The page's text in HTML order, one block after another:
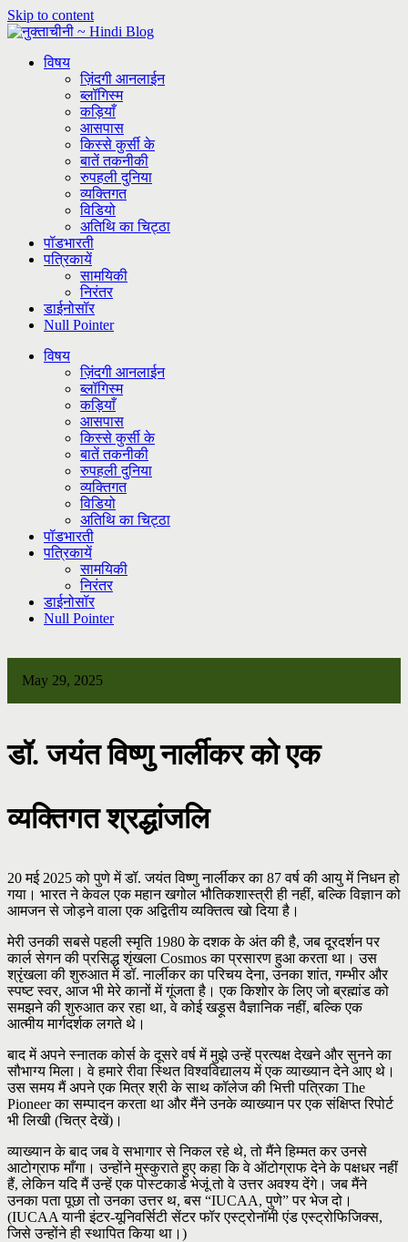
Skip to content
विषय
ज़िंदगी आनलाईन
ब्लॉगिस्म
कड़ियाँ
आसपास
किस्से कुर्सी के
बातें तकनीकी
रुपहली दुनिया
व्यक्तिगत
विडियो
अतिथि का चिट्ठा
पॉडभारती
पत्रिकायें
सामयिकी
निरंतर
डाईनोसॉर
Null Pointer
विषय
ज़िंदगी आनलाईन
ब्लॉगिस्म
कड़ियाँ
आसपास
किस्से कुर्सी के
बातें तकनीकी
रुपहली दुनिया
व्यक्तिगत
विडियो
अतिथि का चिट्ठा
पॉडभारती
पत्रिकायें
सामयिकी
निरंतर
डाईनोसॉर
Null Pointer
May 29, 2025
डॉ. जयंत विष्णु नार्लीकर को एक
व्यक्तिगत श्रद्धांजलि
20 मई 2025 को पुणे में डॉ. जयंत विष्णु नार्लीकर का 87 वर्ष की आयु में निधन हो
गया। भारत ने केवल एक महान खगोल भौतिकशास्त्री ही नहीं, बल्कि विज्ञान को
आमजन से जोड़ने वाला एक अद्वितीय व्यक्तित्व खो दिया है।
मेरी उनकी सबसे पहली स्मृति 1980 के दशक के अंत की है, जब दूरदर्शन पर
कार्ल सेगन की प्रसिद्ध शृंखला Cosmos का प्रसारण हुआ करता था। उस
श्रृंखला की शुरुआत में डॉ. नार्लीकर का परिचय देना, उनका शांत, गम्भीर और
स्पष्ट स्वर, आज भी मेरे कानों में गूंजता है। एक किशोर के लिए जो ब्रह्मांड को
समझने की शुरुआत कर रहा था, वे कोई खड़ूस वैज्ञानिक नहीं, बल्कि एक
आत्मीय मार्गदर्शक लगते थे।
बाद में अपने स्नातक कोर्स के दूसरे वर्ष में मुझे उन्हें प्रत्यक्ष देखने और सुनने का
सौभाग्य मिला। वे हमारे रीवा स्थित विश्वविद्यालय में एक व्याख्यान देने आए थे।
उस समय मैं अपने एक मित्र श्री के साथ कॉलेज की भित्ती पत्रिका The
Pioneer का सम्पादन करता था और मैंने उनके व्याख्यान पर एक संक्षिप्त रिपोर्ट
भी लिखी (चित्र देखें)।
व्याख्यान के बाद जब वे सभागार से निकल रहे थे, तो मैंने हिम्मत कर उनसे
आटोग्राफ माँगा। उन्होंने मुस्कुराते हुए कहा कि वे ऑटोग्राफ देने के पक्षधर नहीं
हैं, लेकिन यदि मैं उन्हें एक पोस्टकार्ड भेजूं तो वे उत्तर अवश्य देंगे। जब मैंने
उनका पता पूछा तो उनका उत्तर थ, बस “IUCAA, पुणे” पर भेज दो।
(IUCAA यानी इंटर-यूनिवर्सिटी सेंटर फॉर एस्ट्रोनॉमी एंड एस्ट्रोफिजिक्स,
जिसे उन्होंने ही स्थापित किया था।)